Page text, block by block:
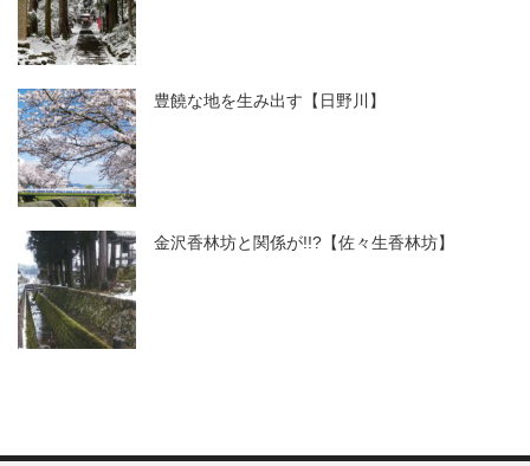
豊饒な地を生み出す【日野川】
金沢香林坊と関係が!!?【佐々生香林坊】